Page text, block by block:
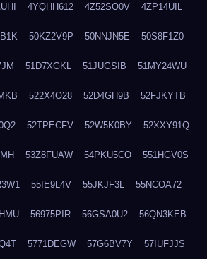
4YQHH612 4Z52SO0V 4ZP14UIL
50KZ2V9P 50NNJN5E 50S8F1Z0
51D7XGKL 51JUGSIB 51MY24WU
522X4O28 52D4GH9B 52FJKYTB
52TPECFV 52W5K0BY 52XXY91Q
53Z8FUAW 54PKU5CO 551HGV0S
55IE9L4V 55JKJF3L 55NCOA72
56975PIR 56GSA0U2 56QN3KEB
5771DEGW 57G6BV7Y 57IUFJJS